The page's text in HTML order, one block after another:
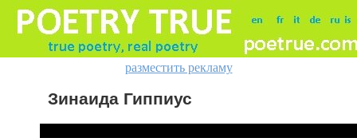
разместить рекламу
Зинаида Гиппиус